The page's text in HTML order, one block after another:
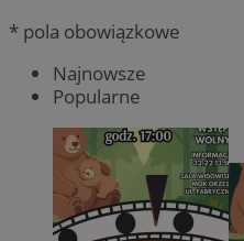
* pola obowiązkowe
Najnowsze
Popularne